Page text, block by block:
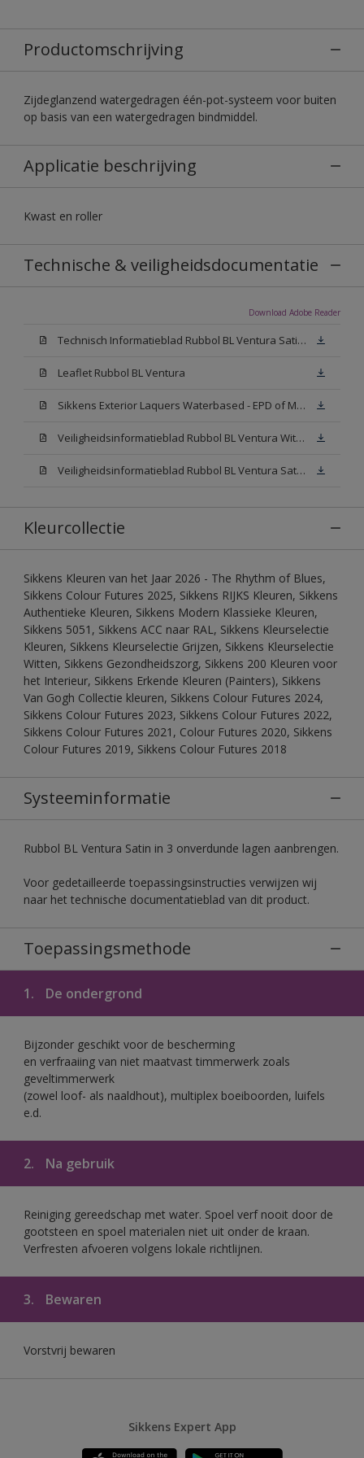
Productomschrijving
Zijdeglanzend watergedragen één-pot-systeem voor buiten
op basis van een watergedragen bindmiddel.
Applicatie beschrijving
Kwast en roller
Technische & veiligheidsdocumentatie
Download Adobe Reader
Technisch Informatieblad Rubbol BL Ventura Satin (PDF)
Leaflet Rubbol BL Ventura
Sikkens Exterior Laquers Waterbased - EPD of Milieuproductverklaring
Veiligheidsinformatieblad Rubbol BL Ventura Wit W05(MSDS)
Veiligheidsinformatieblad Rubbol BL Ventura Satin N00 (MSDS)
Kleurcollectie
Sikkens Kleuren van het Jaar 2026 - The Rhythm of Blues,
Sikkens Colour Futures 2025, Sikkens RIJKS Kleuren, Sikkens
Authentieke Kleuren, Sikkens Modern Klassieke Kleuren,
Sikkens 5051, Sikkens ACC naar RAL, Sikkens Kleurselectie
Kleuren, Sikkens Kleurselectie Grijzen, Sikkens Kleurselectie
Witten, Sikkens Gezondheidszorg, Sikkens 200 Kleuren voor
het Interieur, Sikkens Erkende Kleuren (Painters), Sikkens
Van Gogh Collectie kleuren, Sikkens Colour Futures 2024,
Sikkens Colour Futures 2023, Sikkens Colour Futures 2022,
Sikkens Colour Futures 2021, Colour Futures 2020, Sikkens
Colour Futures 2019, Sikkens Colour Futures 2018
Systeeminformatie
Rubbol BL Ventura Satin in 3 onverdunde lagen aanbrengen.
Voor gedetailleerde toepassingsinstructies verwijzen wij
naar het technische documentatieblad van dit product.
Toepassingsmethode
1. De ondergrond
Bijzonder geschikt voor de bescherming
en verfraaiing van niet maatvast timmerwerk zoals
geveltimmerwerk
(zowel loof- als naaldhout), multiplex boeiboorden, luifels
e.d.
2. Na gebruik
Reiniging gereedschap met water. Spoel verf nooit door de
gootsteen en spoel materialen niet uit onder de kraan.
Verfresten afvoeren volgens lokale richtlijnen.
3. Bewaren
Vorstvrij bewaren
Sikkens Expert App